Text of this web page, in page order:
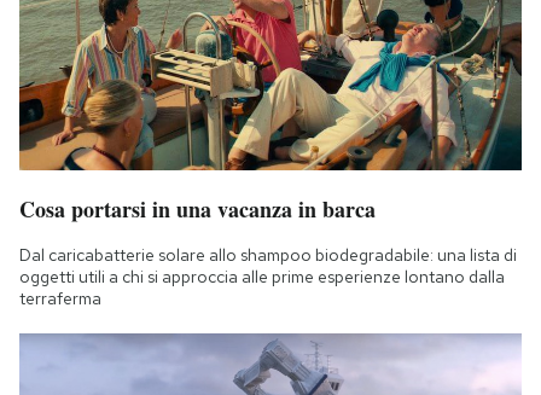
Cosa portarsi in una vacanza in barca
Dal caricabatterie solare allo shampoo biodegradabile: una lista di
oggetti utili a chi si approccia alle prime esperienze lontano dalla
terraferma